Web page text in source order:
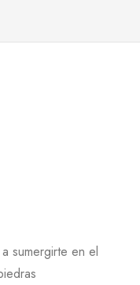
sumergirte en el